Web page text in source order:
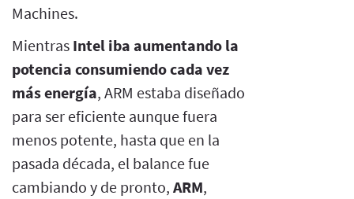
Machines.
Mientras Intel iba aumentando la
potencia consumiendo cada vez
más energía, ARM estaba diseñado
para ser eficiente aunque fuera
menos potente, hasta que en la
pasada década, el balance fue
cambiando y de pronto, ARM,